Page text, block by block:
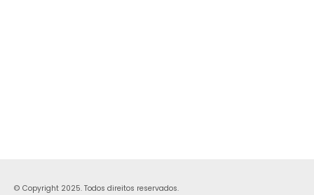
© Copyright 2025. Todos direitos reservados.